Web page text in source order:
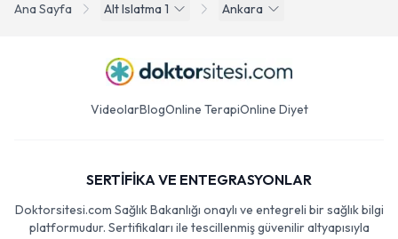
Ana Sayfa Alt Islatma 1 Ankara
VideolarBlogOnline TerapiOnline Diyet
SERTİFİKA VE ENTEGRASYONLAR
Doktorsitesi.com Sağlık Bakanlığı onaylı ve entegreli bir sağlık bilgi
platformudur. Sertifikaları ile tescillenmiş güvenilir altyapısıyla